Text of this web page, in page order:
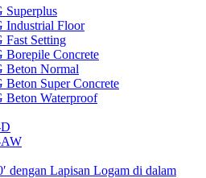
Superplus
Industrial Floor
Fast Setting
Borepile Concrete
Beton Normal
Beton Super Concrete
Beton Waterproof
dengan Lapisan Logam di dalam